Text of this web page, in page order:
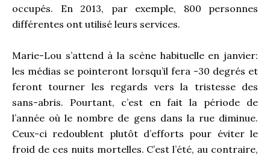
occupés. En 2013, par exemple, 800 personnes
différentes ont utilisé leurs services.
Marie-Lou s’attend à la scène habituelle en janvier:
les médias se pointeront lorsqu’il fera -30 degrés et
feront tourner les regards vers la tristesse des
sans-abris. Pourtant, c’est en fait la période de
l’année où le nombre de gens dans la rue diminue.
Ceux-ci redoublent plutôt d’efforts pour éviter le
froid de ces nuits mortelles. C’est l’été, au contraire,